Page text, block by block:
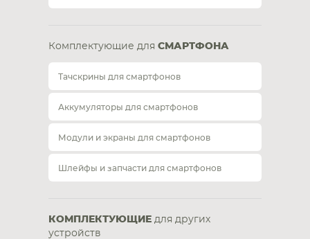
Комплектующие для СМАРТФОНА
Тачскрины для смартфонов
Аккумуляторы для смартфонов
Модули и экраны для смартфонов
Шлейфы и запчасти для смартфонов
КОМПЛЕКТУЮЩИЕ для других
устройств